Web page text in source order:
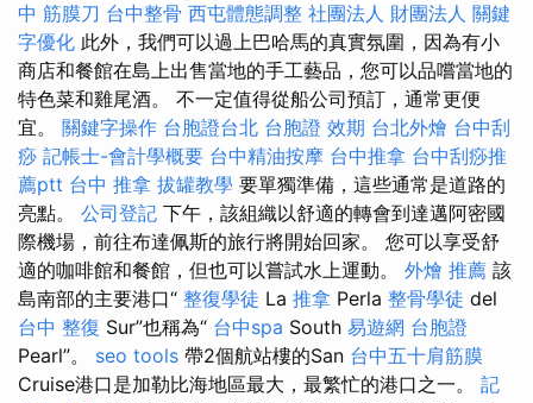
中 筋膜刀 台中整骨 西屯體態調整 社團法人 財團法人 關鍵
字優化 此外，我們可以過上巴哈馬的真實氛圍，因為有小
商店和餐館在島上出售當地的手工藝品，您可以品嚐當地的
特色菜和雞尾酒。 不一定值得從船公司預訂，通常更便
宜。 關鍵字操作 台胞證台北 台胞證 效期 台北外燴 台中刮
痧 記帳士-會計學概要 台中精油按摩 台中推拿 台中刮痧推
薦ptt 台中 推拿 拔罐教學 要單獨準備，這些通常是道路的
亮點。 公司登記 下午，該組織以舒適的轉會到達邁阿密國
際機場，前往布達佩斯的旅行將開始回家。 您可以享受舒
適的咖啡館和餐館，但也可以嘗試水上運動。 外燴 推薦 該
島南部的主要港口“ 整復學徒 La 推拿 Perla 整骨學徒 del
台中 整復 Sur”也稱為“ 台中spa South 易遊網 台胞證
Pearl”。 seo tools 帶2個航站樓的San 台中五十肩筋膜
Cruise港口是加勒比海地區最大，最繁忙的港口之一。 記